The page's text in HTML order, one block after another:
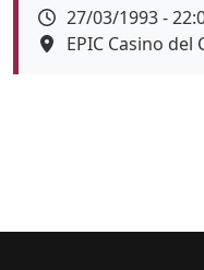
Data
27/03/1993 -
Espai
EPIC Casino del